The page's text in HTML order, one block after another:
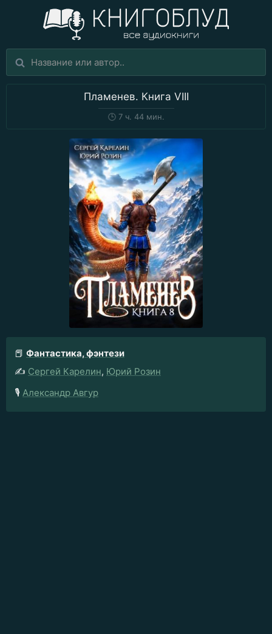
Пламенев. Книга VIII
🕒7 ч. 44 мин.
📕 Фантастика, фэнтези
✍️ Сергей Карелин, Юрий Розин
🎙️ Александр Авгур